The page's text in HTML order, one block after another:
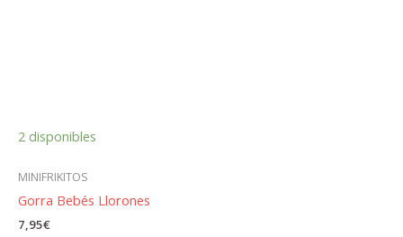
2 disponibles
MINIFRIKITOS
Gorra Bebés Llorones
7,95€